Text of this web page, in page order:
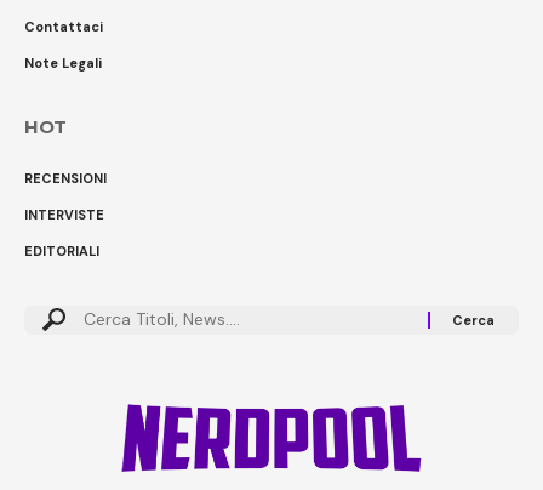
Contattaci
Note Legali
HOT
RECENSIONI
INTERVISTE
EDITORIALI
Cerca: